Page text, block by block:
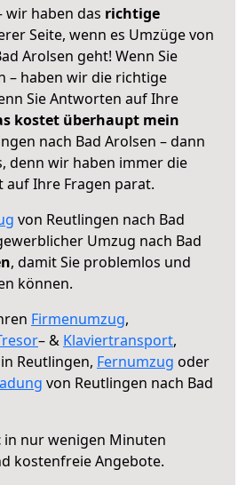
wir haben das richtige
Seite, wenn es Umzüge von
Arolsen geht! Wenn Sie
– haben wir die richtige
Sie Antworten auf Ihre
kostet überhaupt mein
nach Bad Arolsen – dann
denn wir haben immer die
auf Ihre Fragen parat.
von Reutlingen nach Bad
Umzug nach Bad
, damit Sie problemlos und
können.
Firmenumzug,
– & Klaviertransport,
in Reutlingen, Fernumzug oder
von Reutlingen nach Bad
in nur wenigen Minuten
kostenfreie Angebote.